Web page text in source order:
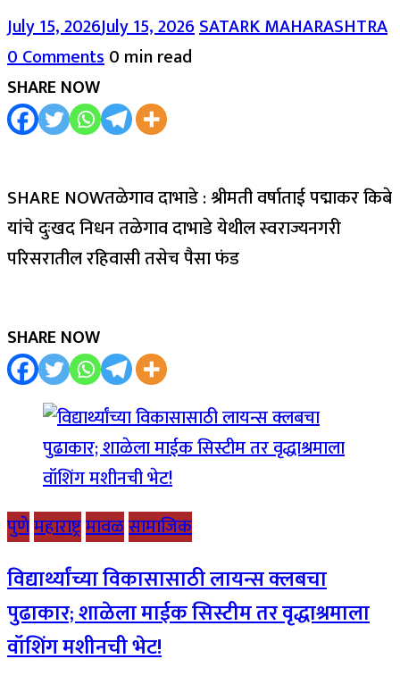
July 15, 2026July 15, 2026SATARK MAHARASHTRA
0 Comments0 min read
SHARE NOW
SHARE NOWतळेगाव दाभाडे : श्रीमती वर्षाताई पद्माकर किबे
यांचे दुःखद निधन तळेगाव दाभाडे येथील स्वराज्यनगरी
परिसरातील रहिवासी तसेच पैसा फंड
SHARE NOW
पुणेमहाराष्ट्रमावळसामाजिक
विद्यार्थ्यांच्या विकासासाठी लायन्स क्लबचा
पुढाकार; शाळेला माईक सिस्टीम तर वृद्धाश्रमाला
वॉशिंग मशीनची भेट!